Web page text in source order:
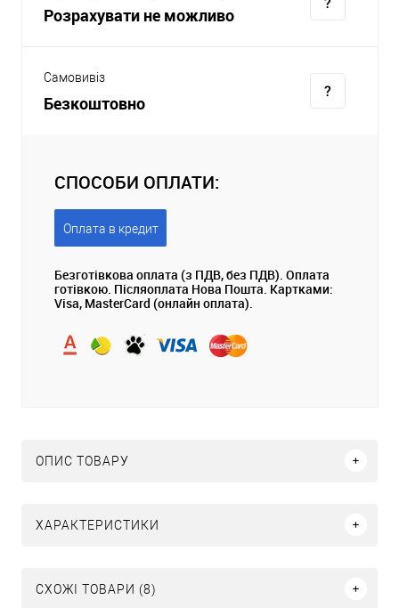
Розрахувати не можливо
Самовивіз
Безкоштовно
СПОСОБИ ОПЛАТИ:
Оплата в кредит
Безготівкова оплата (з ПДВ, без ПДВ). Оплата
готівкою. Післяоплата Нова Пошта. Картками:
Visa, MasterCard (онлайн оплата).
ОПИС ТОВАРУ
ХАРАКТЕРИСТИКИ
СХОЖІ ТОВАРИ (8)